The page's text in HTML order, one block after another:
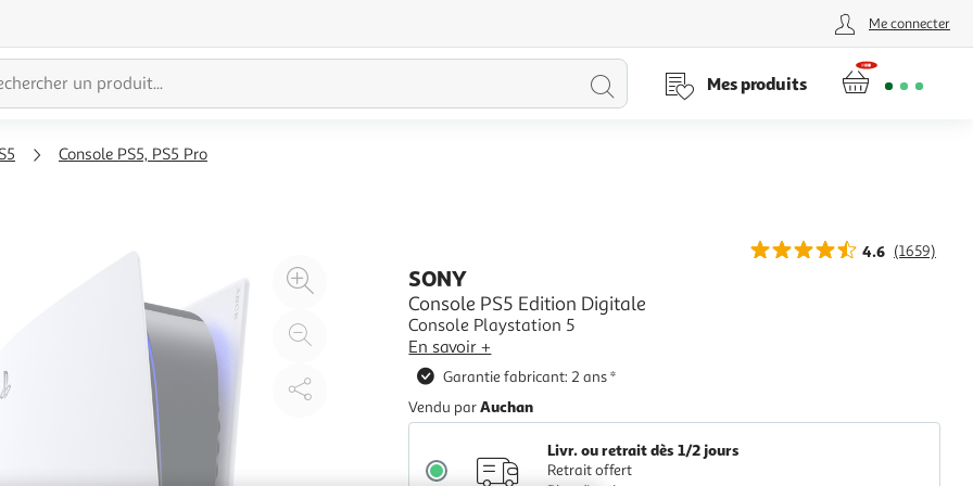
Me connecter
Lancer
Mes produits
Console PS5, PS5 Pro
Agrandir
l'illustration
l'illustration
4.6 (1659)
SONY
Console PS5 Edition Digitale
Console Playstation 5
En savoir +
Garantie fabricant: 2 ans *
Vendu parAuchan
Livr. ou retrait dès 1/2 jours
Retrait offert